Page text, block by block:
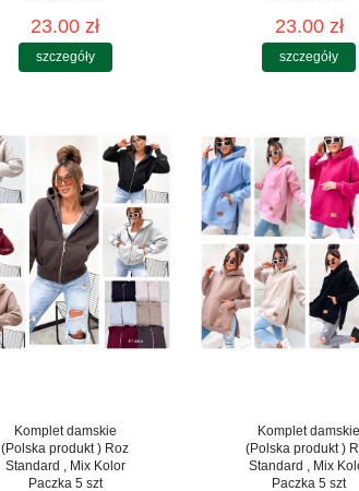
23.00 zł
szczegóły
23.00 zł
szczegóły
Komplet damskie
(Polska produkt ) Roz
Standard , Mix Kolor
Paczka 5 szt
Komplet
(Polska produkt )
Standard , Mix
Paczka 5 szt